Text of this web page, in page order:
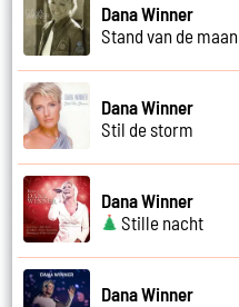
Dana Winner
Stand van de maan
Dana Winner
Stil de storm
Dana Winner
Stille nacht
Dana Winner